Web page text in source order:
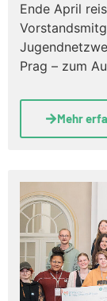
Ende April
Prag – zum
Mehr